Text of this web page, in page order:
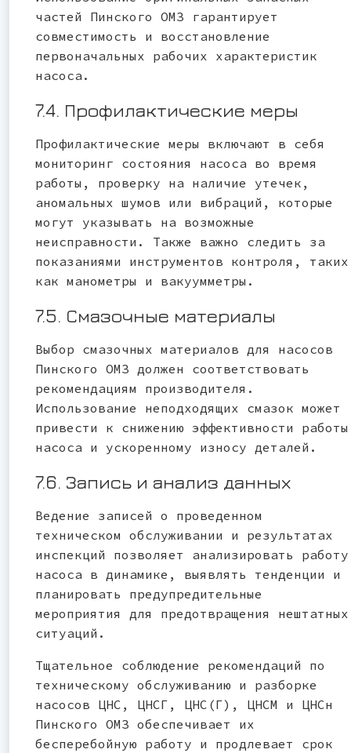
частей Пинского ОМЗ гарантирует
совместимость и восстановление
первоначальных рабочих характеристик
насоса.
7.4. Профилактические меры
Профилактические меры включают в себя
мониторинг состояния насоса во время
работы, проверку на наличие утечек,
аномальных шумов или вибраций, которые
могут указывать на возможные
неисправности. Также важно следить за
показаниями инструментов контроля, таких
как манометры и вакуумметры.
7.5. Смазочные материалы
Выбор смазочных материалов для насосов
Пинского ОМЗ должен соответствовать
рекомендациям производителя.
Использование неподходящих смазок может
привести к снижению эффективности работы
насоса и ускоренному износу деталей.
7.6. Запись и анализ данных
Ведение записей о проведенном
техническом обслуживании и результатах
инспекций позволяет анализировать работу
насоса в динамике, выявлять тенденции и
планировать предупредительные
мероприятия для предотвращения нештатных
ситуаций.
Тщательное соблюдение рекомендаций по
техническому обслуживанию и разборке
насосов ЦНС, ЦНСГ, ЦНС(Г), ЦНСМ и ЦНСн
Пинского ОМЗ обеспечивает их
бесперебойную работу и продлевает срок